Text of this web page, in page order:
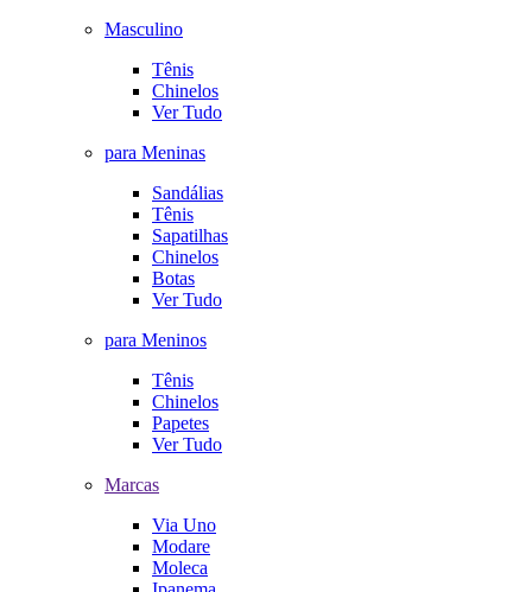
Masculino
Tênis
Chinelos
Ver Tudo
para Meninas
Sandálias
Tênis
Sapatilhas
Chinelos
Botas
Ver Tudo
para Meninos
Tênis
Chinelos
Papetes
Ver Tudo
Marcas
Via Uno
Modare
Moleca